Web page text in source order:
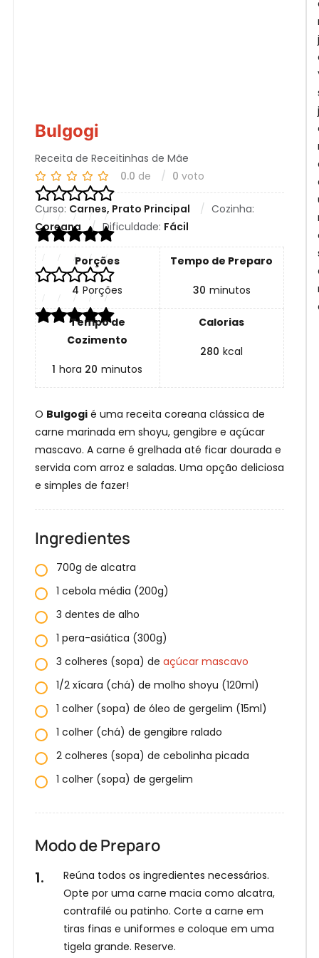
Bulgogi
Receita de Receitinhas de Mãe
0.0 de 0 voto
Curso: Carnes, Prato Principal
Cozinha:
Coreana
Dificuldade: Fácil
Porções
4 Porções
Tempo de Preparo
30 minutos
Tempo de
Cozimento
1 hora 20 minutos
Calorias
280 kcal
O Bulgogi é uma receita coreana clássica de
carne marinada em shoyu, gengibre e açúcar
mascavo. A carne é grelhada até ficar dourada e
servida com arroz e saladas. Uma opção deliciosa
e simples de fazer!
Ingredientes
700g de alcatra
1 cebola média (200g)
3 dentes de alho
1 pera-asiática (300g)
3 colheres (sopa) de açúcar mascavo
1/2 xícara (chá) de molho shoyu (120ml)
1 colher (sopa) de óleo de gergelim (15ml)
1 colher (chá) de gengibre ralado
2 colheres (sopa) de cebolinha picada
1 colher (sopa) de gergelim
Modo de Preparo
Reúna todos os ingredientes necessários.
Opte por uma carne macia como alcatra,
contrafilé ou patinho. Corte a carne em
tiras finas e uniformes e coloque em uma
tigela grande. Reserve.